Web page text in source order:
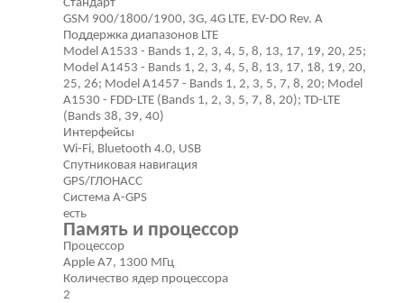
Стандарт
GSM 900/1800/1900, 3G, 4G LTE, EV-DO Rev. A
Поддержка диапазонов LTE
Model A1533 - Bands 1, 2, 3, 4, 5, 8, 13, 17, 19, 20, 25;
Model A1453 - Bands 1, 2, 3, 4, 5, 8, 13, 17, 18, 19, 20,
25, 26; Model A1457 - Bands 1, 2, 3, 5, 7, 8, 20; Model
A1530 - FDD-LTE (Bands 1, 2, 3, 5, 7, 8, 20); TD-LTE
(Bands 38, 39, 40)
Интерфейсы
Wi-Fi, Bluetooth 4.0, USB
Спутниковая навигация
GPS/ГЛОНАСС
Cистема A-GPS
есть
Память и процессор
Процессор
Apple A7, 1300 МГц
Количество ядер процессора
2